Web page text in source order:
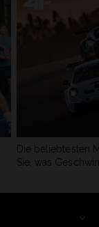
Die beliebtesten
Sie, was